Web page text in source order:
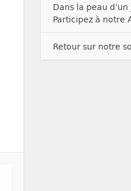
Dans la peau
Participez à notre
Retour sur notre